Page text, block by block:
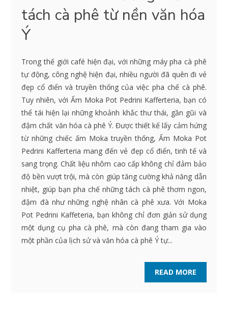
tách cà phê từ nền văn hóa
Ý
Trong thế giới café hiện đại, với những máy pha cà phê
tự động, công nghệ hiện đại, nhiều người đã quên đi vẻ
đẹp cổ điển và truyền thống của việc pha chế cà phê.
Tuy nhiên, với Ấm Moka Pot Pedrini Kafferteria, bạn có
thể tái hiện lại những khoảnh khắc thư thái, gần gũi và
đậm chất văn hóa cà phê Ý. Được thiết kế lấy cảm hứng
từ những chiếc ấm Moka truyền thống, Ấm Moka Pot
Pedrini Kafferteria mang đến vẻ đẹp cổ điển, tinh tế và
sang trọng. Chất liệu nhôm cao cấp không chỉ đảm bảo
độ bền vượt trội, mà còn giúp tăng cường khả năng dẫn
nhiệt, giúp bạn pha chế những tách cà phê thơm ngon,
đậm đà như những nghệ nhân cà phê xưa. Với Moka
Pot Pedrini Kaffeteria, bạn không chỉ đơn giản sử dụng
một dụng cụ pha cà phê, mà còn đang tham gia vào
một phần của lịch sử và văn hóa cà phê Ý tự...
READ MORE